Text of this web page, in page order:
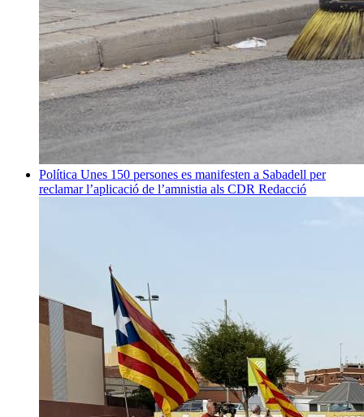
Política Unes 150 persones es manifesten a Sabadell per
reclamar l’aplicació de l’amnistia als CDR Redacció